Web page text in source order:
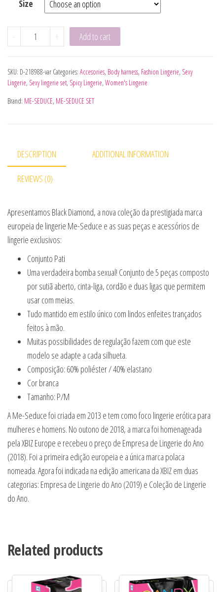
Size
- ME-SEDUCE PATI SET BLANCO L/XL quantity
+ Add to cart
SKU: D-218988-var Categories: Accesories, Body harness, Fashion Lingerie, Sexy
Lingerie, Sexy lingerie set, Spicy Lingerie, Women's Lingerie
Brand: ME-SEDUCE, ME-SEDUCE SET
DESCRIPTION ADDITIONAL INFORMATION
REVIEWS (0)
Apresentamos Black Diamond, a nova coleção da prestigiada marca
europeia de lingerie Me-Seduce e as suas peças e acessórios de
lingerie exclusivos:
Conjunto Pati
Uma verdadeira bomba sexual! Conjunto de 5 peças composto
por sutiã aberto, cinta-liga, cordão e duas ligas que permitem
usar com meias.
Tudo mantido em estilo único com lindos enfeites trançados
feitos à mão.
Muitas possibilidades de regulação fazem com que este
modelo se adapte a cada silhueta.
Composição: 60% poliéster / 40% elastano
Cor branca
Tamanho: P/M
A Me-Seduce foi criada em 2013 e tem como foco lingerie erótica para
mulheres e homens. No outono de 2018, a marca foi homenageada
pela XBIZ Europe e recebeu o preço de Empresa de Lingerie do Ano
(2018). Foi a primeira edição europeia e a única marca polaca
nomeada. Agora foi indicada na edição americana da XBIZ em duas
categorias: Empresa de Lingerie do Ano (2019) e Coleção de Lingerie
do Ano.
Related products